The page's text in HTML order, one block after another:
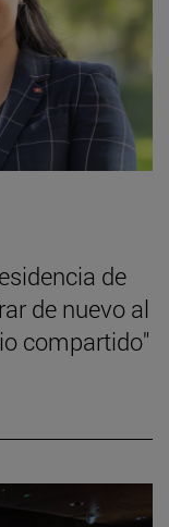
de
de nuevo al
compartido"